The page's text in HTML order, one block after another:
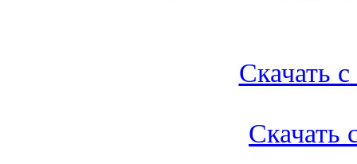
Скачать
Скачать